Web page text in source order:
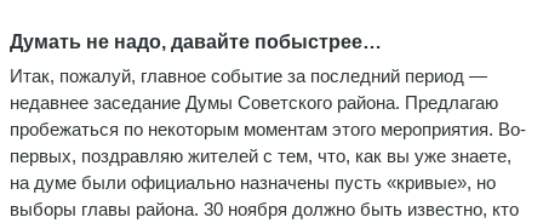
Думать не надо, давайте побыстрее…
Итак, пожалуй, главное событие за последний период —
недавнее заседание Думы Советского района. Предлагаю
пробежаться по некоторым моментам этого мероприятия. Во-
первых, поздравляю жителей с тем, что, как вы уже знаете,
на думе были официально назначены пусть «кривые», но
выборы главы района. 30 ноября должно быть известно, кто